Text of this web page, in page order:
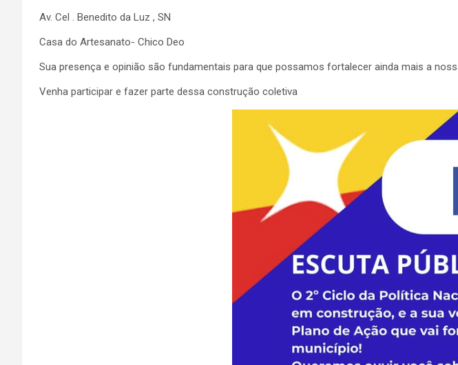
Av. Cel . Benedito da Luz , SN
Casa do Artesanato- Chico Deo
Sua presença e opinião são fundamentais para que possamos fortalecer ainda mais a
Venha participar e fazer parte dessa construção coletiva